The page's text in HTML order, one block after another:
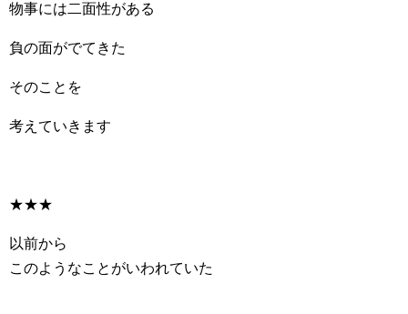
物事には二面性がある
負の面がでてきた
そのことを
考えていきます
★★★
以前から
このようなことがいわれていた